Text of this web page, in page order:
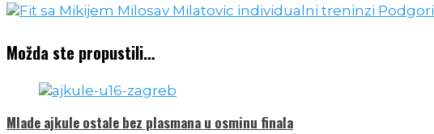
Možda ste propustili…
Mlade ajkule ostale bez plasmana u osminu finala